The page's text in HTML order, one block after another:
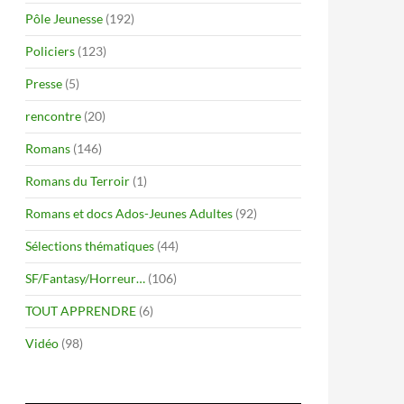
Pôle Jeunesse (192)
Policiers (123)
Presse (5)
rencontre (20)
Romans (146)
Romans du Terroir (1)
Romans et docs Ados-Jeunes Adultes (92)
Sélections thématiques (44)
SF/Fantasy/Horreur… (106)
TOUT APPRENDRE (6)
Vidéo (98)